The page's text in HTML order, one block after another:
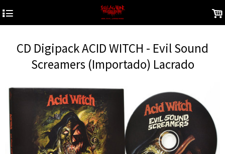
4 .
CD Digipack ACID WITCH - Evil Sound
Screamers (Importado) Lacrado